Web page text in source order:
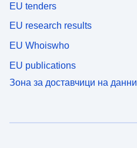
EU tenders
EU research results
EU Whoiswho
EU publications
Зона за доставчици на данни